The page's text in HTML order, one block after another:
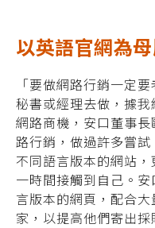
以英語官網為
「要做網路行銷一定
秘書或經理去做，據
網路商機，安口董事
路行銷，做過許多嘗
不同語言版本的網站
一時間接觸到自己。
言版本的網頁，配合
家，以提高他們寄出採